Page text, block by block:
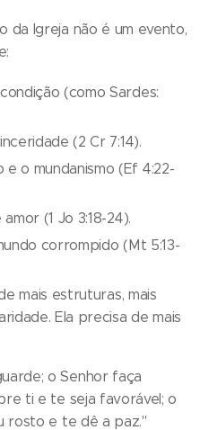
da Igreja não é um evento,
(como Sardes:
(2 Cr 7:14).
o mundanismo (Ef 4:22-
(1 Jo 3:18-24).
corrompido (Mt 5:13-
mais estruturas, mais
Ela precisa de mais
o Senhor faça
ti e te seja favorável; o
rosto e te dê a paz."